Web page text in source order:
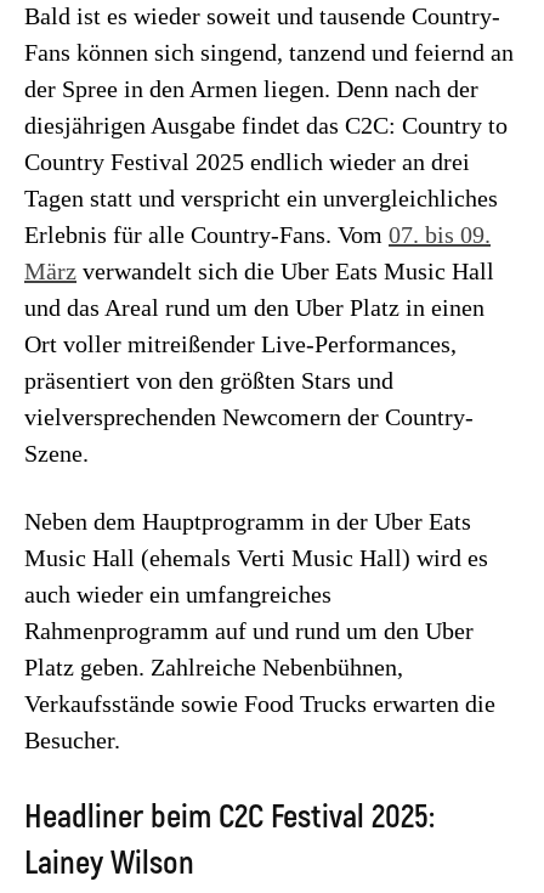
Bald ist es wieder soweit und tausende Country-
Fans können sich singend, tanzend und feiernd an
der Spree in den Armen liegen. Denn nach der
diesjährigen Ausgabe findet das C2C: Country to
Country Festival 2025 endlich wieder an drei
Tagen statt und verspricht ein unvergleichliches
Erlebnis für alle Country-Fans. Vom 07. bis 09.
März verwandelt sich die Uber Eats Music Hall
und das Areal rund um den Uber Platz in einen
Ort voller mitreißender Live-Performances,
präsentiert von den größten Stars und
vielversprechenden Newcomern der Country-
Szene.
Neben dem Hauptprogramm in der Uber Eats
Music Hall (ehemals Verti Music Hall) wird es
auch wieder ein umfangreiches
Rahmenprogramm auf und rund um den Uber
Platz geben. Zahlreiche Nebenbühnen,
Verkaufsstände sowie Food Trucks erwarten die
Besucher.
Headliner beim C2C Festival 2025:
Lainey Wilson